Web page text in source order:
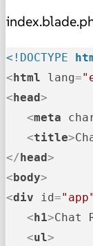
<!DOCTYPE
< html lang=
< head>
<meta
<title>
</ head>
< body>
<div id="app"
< h1>Chat
<ul>